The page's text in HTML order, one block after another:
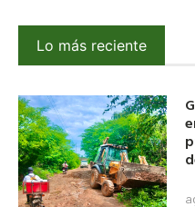
Lo más reciente